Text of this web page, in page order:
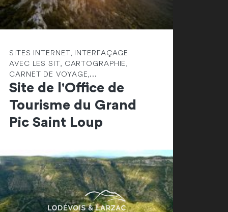
SITES INTERNET, INTERFAÇAGE
AVEC LES SIT, CARTOGRAPHIE,
CARNET DE VOYAGE,...
Site de l'Office de
Tourisme du Grand
Pic Saint Loup